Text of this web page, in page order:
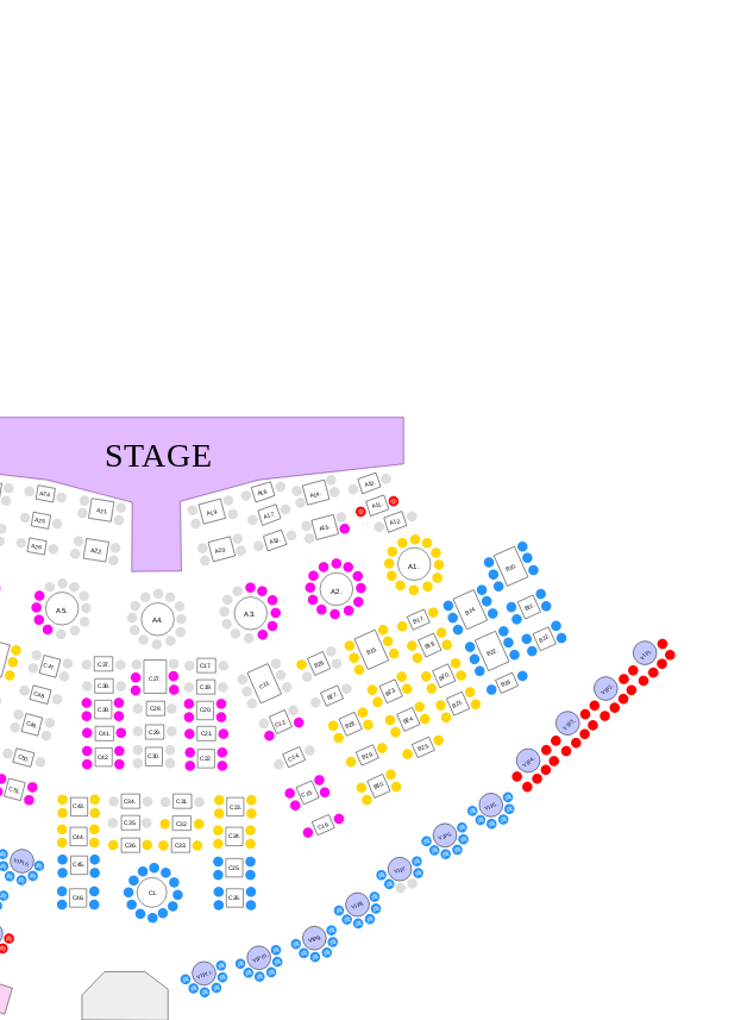
STAGE
VIP16.
VIP5.
VIP1.
VIP6.
VIP7.
VIP8.
VIP9.
VIP10.
VIP11.
VIP2.
VIP3.
VIP4.
C19.
C28.
C29.
C37.
C38.
C27.
C17.
C21.
C41.
C20.
C39.
C42. C30. C22.
C15.
C12.
B12.
B24.
B23.
B25.
B28.
B26.
B18.
B20.
B15.
B29.
B27.
B21.
B11.
B14.
B22.
B10.
C11.
B17.
B16.
B30.
C14.
C16.
C48.
C50.
C47.
C49.
C51.
A24.
A21.
A26.
A22.
A25.
A4.
A2.
A3.
A5.
A1.
C1.
C31.
C34.
C43.
C36.
C26.
C44.
C35.
C45.
C46.
C32.
C33.
C23.
C25.
C24.
A20.
A16.
A17.
A18.
A19.
A14.
A10.
A11.
A12.
A15.